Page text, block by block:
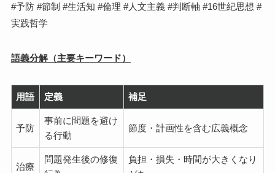
#予防 #節制 #生活知 #倫理 #人文主義 #判断軸 #16世紀思想 #
実践哲学
語義分解（主要キーワード）
用語 定義 補足
予防
事前に問題を避け
る行動
節度・計画性を含む広義概念
治療
問題発生後の修復
負担・損失・時間が大きくなり